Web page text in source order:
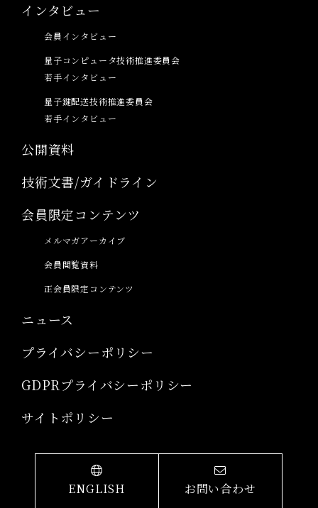
インタビュー
会員インタビュー
量子コンピュータ技術推進委員会
若手インタビュー
量子鍵配送技術推進委員会
若手インタビュー
公開資料
技術文書/ガイドライン
会員限定コンテンツ
メルマガアーカイブ
会員閲覧資料
正会員限定コンテンツ
ニュース
プライバシーポリシー
GDPRプライバシーポリシー
サイトポリシー
ENGLISH お問い合わせ